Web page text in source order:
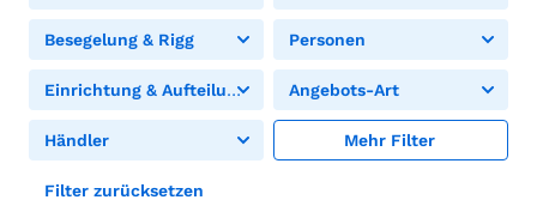
Besegelung & Rigg Personen
Einrichtung & Aufteilung Angebots-Art
Händler Mehr Filter
Filter zurücksetzen